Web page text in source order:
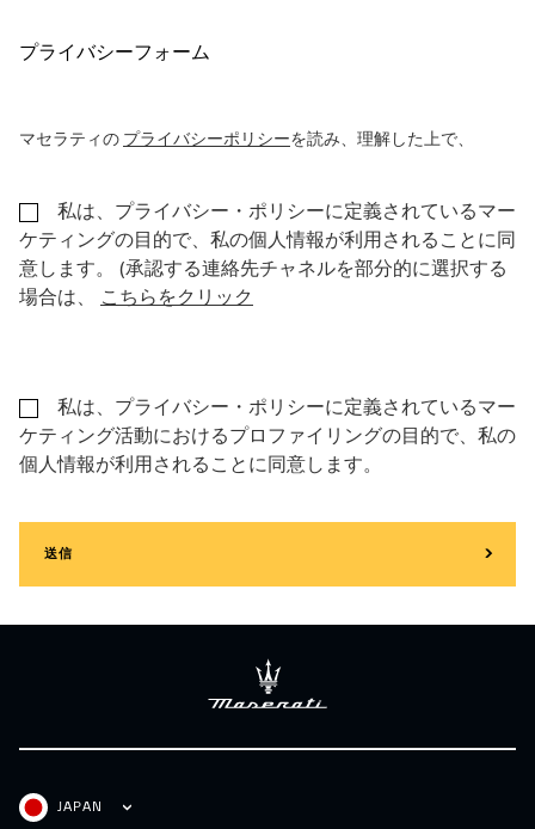
プライバシーフォーム
マセラティの プライバシーポリシーを読み、理解した上で、
私は、プライバシー・ポリシーに定義されているマー
ケティングの目的で、私の個人情報が利用されることに同
意します。 (承認する連絡先チャネルを部分的に選択する
場合は、
こちらをクリック
私は、プライバシー・ポリシーに定義されているマー
ケティング活動におけるプロファイリングの目的で、私の
個人情報が利用されることに同意します。
送信
JAPAN